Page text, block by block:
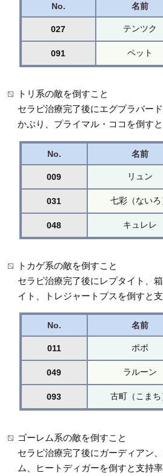
No. 名前
027 テンツク
091 ペット
トリ系の敵を倒すこと
セラピ治療完了後にエグプラバー
かぶり、プライマル・ココを倒すと
No. 名前
009 リュン
031 七彩（ないろ
048 キュレレ
トカゲ系の敵を倒すこと
セラピ治療完了後にレプタイト、
イト、トレジャートプスを倒すと支
No. 名前
011 ポポ
049 ラルーン
093 古町（こまち
ゴーレム系の敵を倒すこと
セラピ治療完了後にガーディアン
ム、ヒートディガーを倒すと支持率